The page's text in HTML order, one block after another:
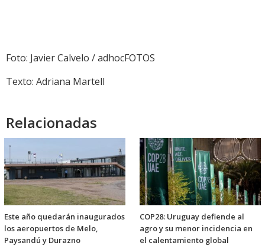
Foto: Javier Calvelo / adhocFOTOS
Texto: Adriana Martell
Relacionadas
Este año quedarán inaugurados
los aeropuertos de Melo,
Paysandú y Durazno
COP28: Uruguay defiende al
agro y su menor incidencia en
el calentamiento global